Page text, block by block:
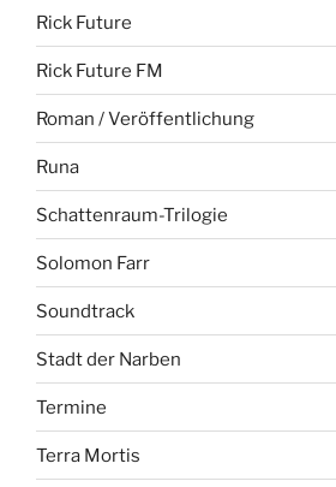
Rick Future
Rick Future FM
Roman / Veröffentlichung
Runa
Schattenraum-Trilogie
Solomon Farr
Soundtrack
Stadt der Narben
Termine
Terra Mortis